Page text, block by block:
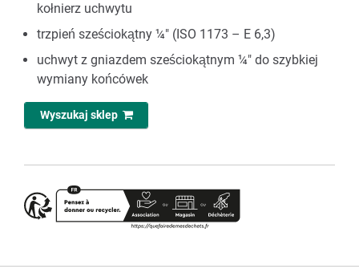
kołnierz uchwytu
trzpień sześciokątny ¼" (ISO 1173 – E 6,3)
uchwyt z gniazdem sześciokątnym ¼" do szybkiej
wymiany końcówek
Wyszukaj sklep